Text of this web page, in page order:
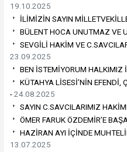
19.10.2025
İLİMİZİN SAYIN
BÜLENT HOCA UNUTMAZ VE
SEVGİLİ HAKİM VE
23.09.2025
BEN İSTEMİYORUM HALKIMIZ
KÜTAHYA LİSESİ’NİN EFENDİ,
-24.08.2025
SAYIN C.SAVCILARIMIZ
ÖMER FARUK ÖZDEMİR’E
HAZİRAN AYI İÇİNDE
13.07.2025